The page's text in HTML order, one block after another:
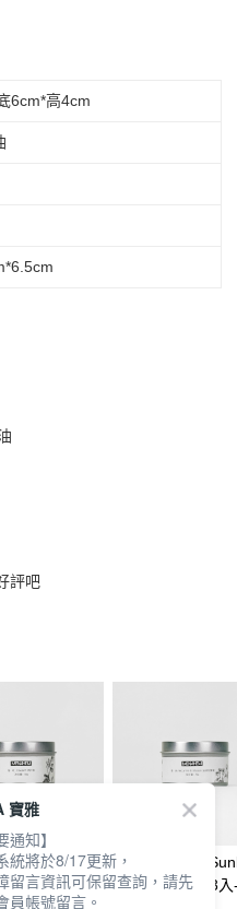
6cm*高4cm
評吧
送】Sunland
70g-3入-風鈴
【廠商直送】
香氛蠟燭70g-3
寶雅
通知】
統將於8/17更新，
留言資訊可保留查詢，請先
員帳號留言。